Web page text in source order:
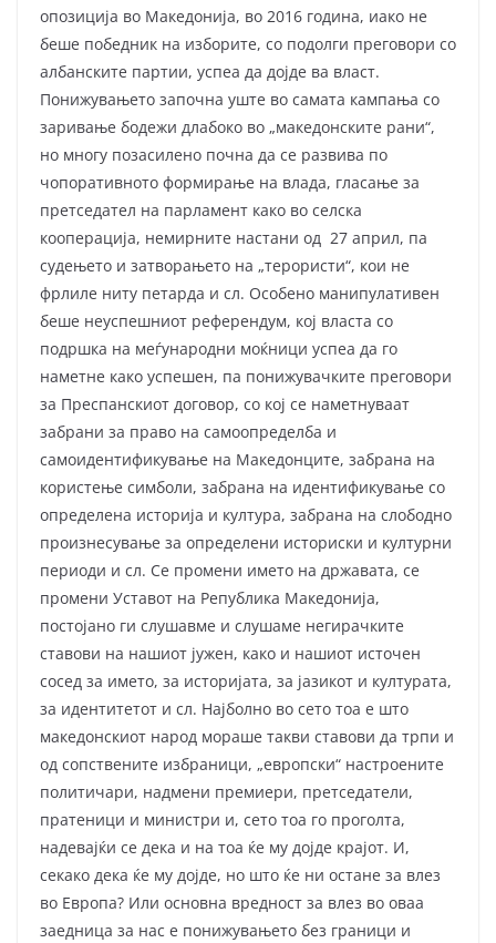
опозиција во Македонија, во 2016 година, иако не
беше победник на изборите, со подолги преговори со
албанските партии, успеа да дојде ва власт.
Понижувањето започна уште во самата кампања со
заривање бодежи длабоко во „македонските рани“,
но многу позасилено почна да се развива по
чопоративното формирање на влада, гласање за
претседател на парламент како во селска
кооперација, немирните настани од 27 април, па
судењето и затворањето на „терористи“, кои не
фрлиле ниту петарда и сл. Особено манипулативен
беше неуспешниот референдум, кој власта со
подршка на меѓународни моќници успеа да го
наметне како успешен, па понижувачките преговори
за Преспанскиот договор, со кој се наметнуваат
забрани за право на самоопределба и
самоидентификување на Македонците, забрана на
користење симболи, забрана на идентификување со
определена историја и култура, забрана на слободно
произнесување за определени историски и културни
периоди и сл. Се промени името на државата, се
промени Уставот на Република Македонија,
постојано ги слушавме и слушаме негирачките
ставови на нашиот јужен, како и нашиот источен
сосед за името, за историјата, за јазикот и културата,
за идентитетот и сл. Најболно во сето тоа е што
македонскиот народ мораше такви ставови да трпи и
од сопствените избраници, „европски“ настроените
политичари, надмени премиери, претседатели,
пратеници и министри и, сето тоа го проголта,
надевајќи се дека и на тоа ќе му дојде крајот. И,
секако дека ќе му дојде, но што ќе ни остане за влез
во Европа? Или основна вредност за влез во оваа
заедница за нас е понижувањето без граници и